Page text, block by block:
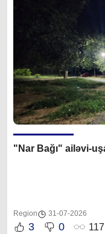
"Nar Bağı" ailəvi-
Region 31-07-2026
3 0